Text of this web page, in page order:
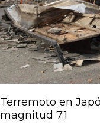
Terremoto en
magnitud 7.1